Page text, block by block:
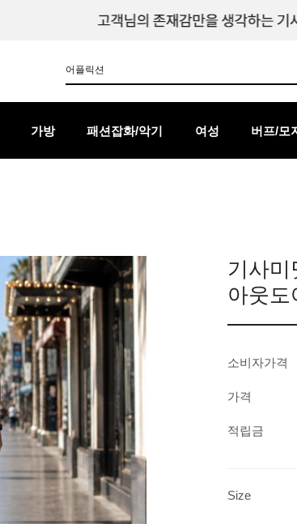
가방 패션잡화/악기 여성 버프/모
기사
아웃도
소비자가격
가격
적립금
Size